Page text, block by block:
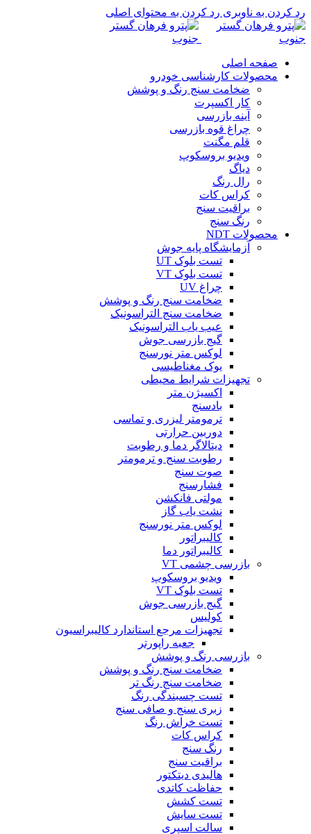
رد کردن به ناوبری رد کردن به محتوای اصلی
صفحه اصلی
محصولات کارشناسی خودرو
ضخامت سنج رنگ و پوشش
کار اکسپرت
آینه بازرسی
چراغ قوه بازرسی
قلم مگنت
ویدیو بروسکوپ
دیاگ
رال رنگ
کراس کات
براقیت سنج
رنگ سنج
محصولات NDT
آزمایشگاه پایه جوش
تست بلوک UT
تست بلوک VT
چراغ UV
ضخامت سنج رنگ و پوشش
ضخامت سنج التراسونیک
عیب یاب التراسونیک
گیج بازرسی جوش
لوکس متر نورسنج
یوک مغناطیسی
تجهیزات شرایط محیطی
اکسیژن متر
بادسنج
ترمومتر لیزری و تماسی
دوربین حرارتی
دیتالاگر دما و رطوبت
رطوبت سنج و ترمومتر
صوت سنج
فشارسنج
مولتی فانکشن
نشت یاب گاز
لوکس متر نورسنج
کالیبراتور
کالیبراتور دما
بازرسی چشمی VT
ویدیو بروسکوپ
تست بلوک VT
گیج بازرسی جوش
کولیس
تجهیزات مرجع استاندارد کالیبراسیون
جعبه راپورتر
بازرسی رنگ و پوشش
ضخامت سنج رنگ و پوشش
ضخامت سنج رنگ تر
تست چسبندگی رنگ
زبری سنج و صافی سنج
تست خراش رنگ
کراس کات
رنگ سنج
براقیت سنج
هالیدی دیتکتور
حفاظت کاتدی
تست کشش
تست سایش
سالت اسپری